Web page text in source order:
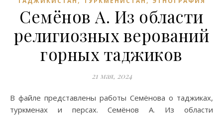
Семёнов А. Из области
религиозных верований
горных таджиков
21 мая, 2024
В файле представлены работы Семёнова о таджиках,
туркменах и персах. Семёнов А. Из области